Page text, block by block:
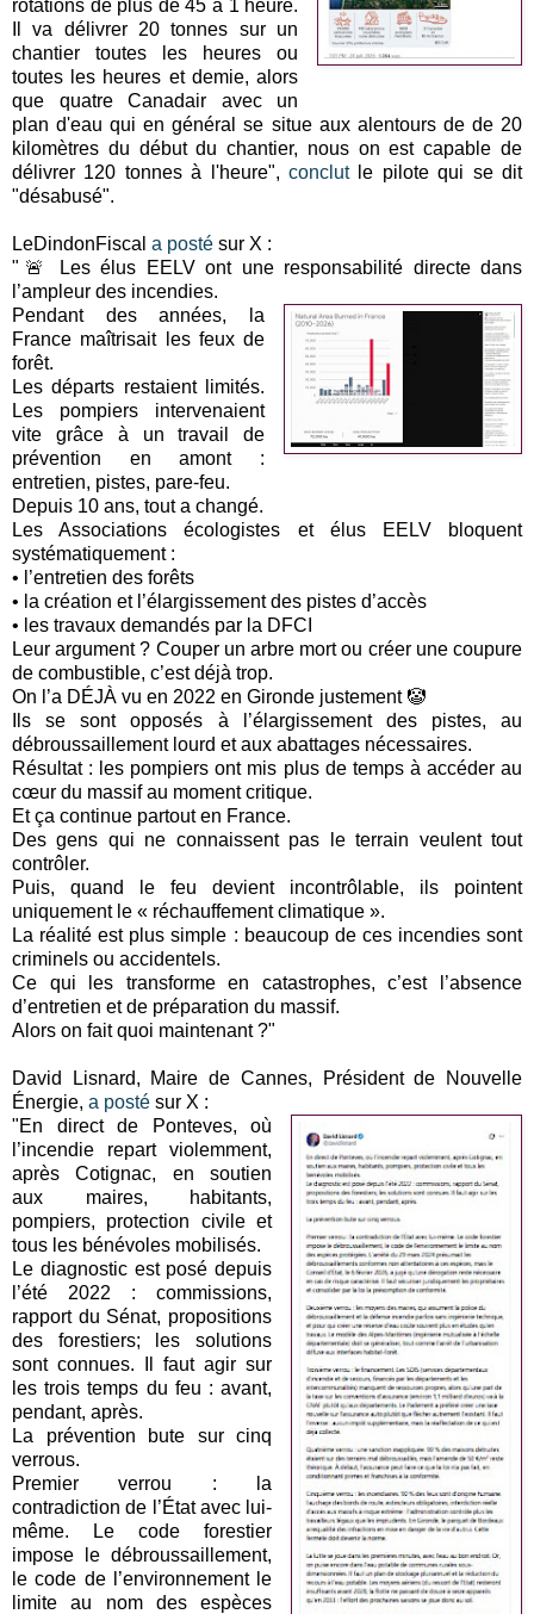
rotations de plus de 45 à 1 heure.
Il va délivrer 20 tonnes sur un
chantier toutes les heures ou
toutes les heures et demie, alors
que quatre Canadair avec un
plan d'eau qui en général se situe aux alentours de de 20
kilomètres du début du chantier, nous on est capable de
délivrer 120 tonnes à l'heure", conclutle pilote qui se dit
"désabusé".
LeDindonFiscal a posté sur X :
"🚨 Les élus EELV ont une responsabilité directe dans
l’ampleur des incendies.
Pendant des années, la
France maîtrisait les feux de
forêt.
Les départs restaient limités.
Les pompiers intervenaient
vite grâce à un travail de
prévention en amont :
entretien, pistes, pare-feu.
Depuis 10 ans, tout a changé.
Les Associations écologistes et élus EELV bloquent
systématiquement :
• l’entretien des forêts
• la création et l’élargissement des pistes d’accès
• les travaux demandés par la DFCI
Leur argument ? Couper un arbre mort ou créer une coupure
de combustible, c’est déjà trop.
On l’a DÉJÀ vu en 2022 en Gironde justement 🤡
Ils se sont opposés à l’élargissement des pistes, au
débroussaillement lourd et aux abattages nécessaires.
Résultat : les pompiers ont mis plus de temps à accéder au
cœur du massif au moment critique.
Et ça continue partout en France.
Des gens qui ne connaissent pas le terrain veulent tout
contrôler.
Puis, quand le feu devient incontrôlable, ils pointent
uniquement le « réchauffement climatique ».
La réalité est plus simple : beaucoup de ces incendies sont
criminels ou accidentels.
Ce qui les transforme en catastrophes, c’est l’absence
d’entretien et de préparation du massif.
Alors on fait quoi maintenant ?"
David Lisnard, Maire de Cannes, Président de Nouvelle
Énergie, a posté sur X :
"En direct de Ponteves, où
l’incendie repart violemment,
après Cotignac, en soutien
aux maires, habitants,
pompiers, protection civile et
tous les bénévoles mobilisés.
Le diagnostic est posé depuis
l’été 2022 : commissions,
rapport du Sénat, propositions
des forestiers; les solutions
sont connues. Il faut agir sur
les trois temps du feu : avant,
pendant, après.
La prévention bute sur cinq
verrous.
Premier verrou : la
contradiction de l’État avec lui-
même. Le code forestier
impose le débroussaillement,
le code de l’environnement le
limite au nom des espèces